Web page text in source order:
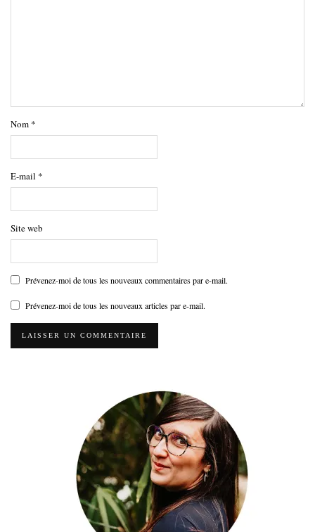
Nom *
E-mail *
Site web
Prévenez-moi de tous les nouveaux commentaires par e-mail.
Prévenez-moi de tous les nouveaux articles par e-mail.